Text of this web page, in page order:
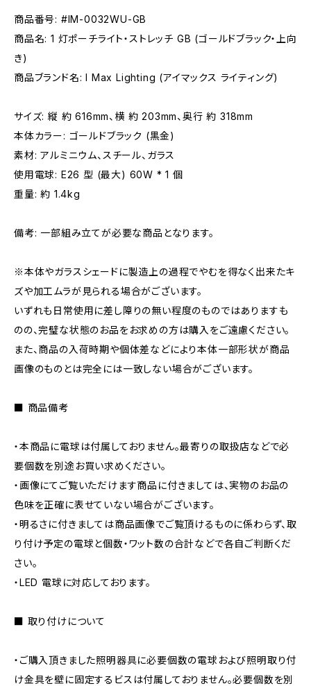
商品番号: #IM-0032WU-GB
商品名: 1 灯ポーチライト・ストレッチ GB (ゴールドブラック・上向
き)
商品ブランド名: I Max Lighting (アイマックス ライティング)
サイズ: 縦 約 616mm、横 約 203mm、奥行 約 318mm
本体カラー: ゴールドブラック (黒金)
素材: アルミニウム、スチール、ガラス
使用電球: E26 型 (最大) 60W * 1 個
重量: 約 1.4kg
備考: 一部組み立てが必要な商品となります。
※本体やガラスシェードに製造上の過程でやむを得なく出来たキ
ズや加工ムラが見られる場合がございます。
いずれも日常使用に差し障りの無い程度のものではありますも
のの、完璧な状態のお品をお求めの方は購入をご遠慮ください。
また、商品の入荷時期や個体差などにより本体一部形状が商品
画像のものとは完全には一致しない場合がございます。
■ 商品備考
・本商品に電球は付属しておりません。最寄りの取扱店などで必
要個数を別途お買い求めください。
・画像にてご覧いただけます商品に付きましては、実物のお品の
色味を正確に表せていない場合がございます。
・明るさに付きましては商品画像でご覧頂けるものに係わらず、取
り付け予定の電球と個数・ワット数の合計などで各自ご判断くだ
さい。
・LED 電球に対応しております。
■ 取り付けについて
・ご購入頂きました照明器具に必要個数の電球および照明取り付
け金具を壁に固定するビスは付属しておりません。必要個数を別